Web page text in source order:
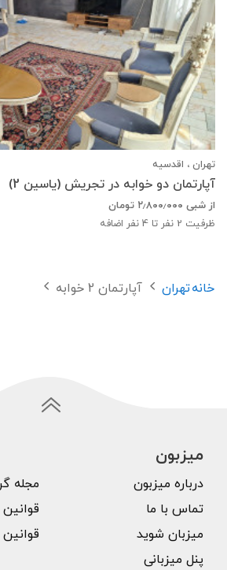
تهران ، اقدسیه
آپارتمان دو خوابه در تجریش (یاسین 2)
از شبی ۲٫۸۰۰٫۰۰۰ تومان
ظرفیت 2 نفر تا 4 نفر اضافه
خانهتهران آپارتمان 2 خوابه
میزبون
درباره میزبون
تماس با ما
میزبان شوید
پنل میزبانی
مجله